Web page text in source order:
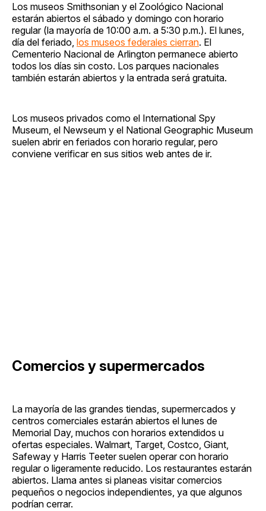
Los museos Smithsonian y el Zoológico Nacional
estarán abiertos el sábado y domingo con horario
regular (la mayoría de 10:00 a.m. a 5:30 p.m.). El lunes,
día del feriado, los museos federales cierran. El
Cementerio Nacional de Arlington permanece abierto
todos los días sin costo. Los parques nacionales
también estarán abiertos y la entrada será gratuita.
Los museos privados como el International Spy
Museum, el Newseum y el National Geographic Museum
suelen abrir en feriados con horario regular, pero
conviene verificar en sus sitios web antes de ir.
Comercios y supermercados
La mayoría de las grandes tiendas, supermercados y
centros comerciales estarán abiertos el lunes de
Memorial Day, muchos con horarios extendidos u
ofertas especiales. Walmart, Target, Costco, Giant,
Safeway y Harris Teeter suelen operar con horario
regular o ligeramente reducido. Los restaurantes estarán
abiertos. Llama antes si planeas visitar comercios
pequeños o negocios independientes, ya que algunos
podrían cerrar.